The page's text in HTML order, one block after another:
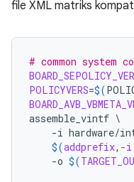
file XML matriks
# common system
POLICYVERS=$(
assemble_vintf \
-i hardware/
$(addprefix, -i
-o $(